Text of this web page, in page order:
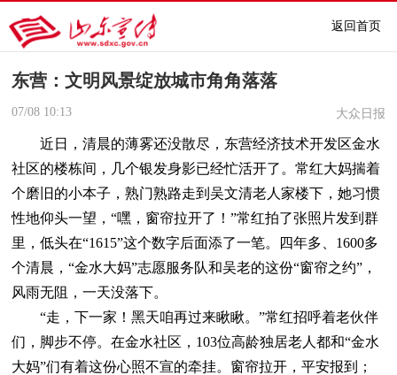
返回首页
东营：文明风景绽放城市角角落落
07/08 10:13 大众日报
近日，清晨的薄雾还没散尽，东营经济技术开发区金水
社区的楼栋间，几个银发身影已经忙活开了。常红大妈揣着
个磨旧的小本子，熟门熟路走到吴文清老人家楼下，她习惯
性地仰头一望，“嘿，窗帘拉开了！”常红拍了张照片发到群
里，低头在“1615”这个数字后面添了一笔。四年多、1600多
个清晨，“金水大妈”志愿服务队和吴老的这份“窗帘之约”，
风雨无阻，一天没落下。
“走，下一家！黑天咱再过来瞅瞅。”常红招呼着老伙伴
们，脚步不停。在金水社区，103位高龄独居老人都和“金水
大妈”们有着这份心照不宣的牵挂。窗帘拉开，平安报到；